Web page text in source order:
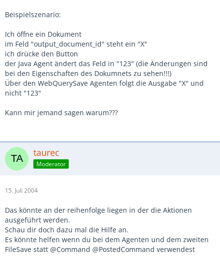
Beispielszenario:
Ich öffne ein Dokument
im Feld "output_document_id" steht ein "X"
ich drücke den Button
der Java Agent ändert das Feld in "123" (die Änderungen sind
bei den Eigenschaften des Dokumnets zu sehen!!!)
Über den WebQuerySave Agenten folgt die Ausgabe "X" und
nicht "123"
Kann mir jemand sagen warum???
taurec
Moderator
15. Juli 2004
Das könnte an der reihenfolge liegen in der die Aktionen
ausgeführt werden.
Schau dir doch dazu mal die Hilfe an.
Es könnte helfen wenn du bei dem Agenten und dem zweiten
FileSave statt @Command @PostedCommand verwendest